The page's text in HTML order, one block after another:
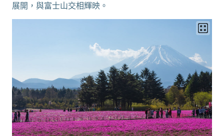
展開，與富士山交相輝映。